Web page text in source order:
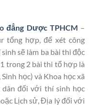
đẳng Dược TPHCM –
tổng hợp, để xét công
sẽ làm ba bài thi độc
trong 2 bài thi tổ hợp là
học) và Khoa học xã
dân đối với thí sinh học
Lịch sử, Địa lý đối với